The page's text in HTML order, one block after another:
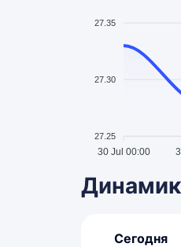
27.35
27.30
27.25
30 Jul 00:00
Сегодня